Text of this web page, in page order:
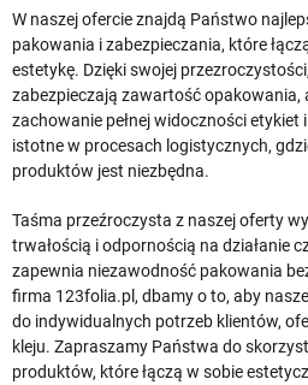
W naszej ofercie znajdą Państwo
pakowania i zabezpieczania, które
estetykę. Dzięki swojej
zabezpieczają zawartość opakowania,
zachowanie pełnej widoczności etykiet
istotne w procesach logistycznych,
produktów jest niezbędna.
Taśma przeźroczysta z naszej oferty
trwałością i odpornością na działanie
zapewnia niezawodność pakowania
firma 123folia.pl, dbamy o to, aby
do indywidualnych potrzeb klientów,
kleju. Zapraszamy Państwa do
produktów, które łączą w sobie